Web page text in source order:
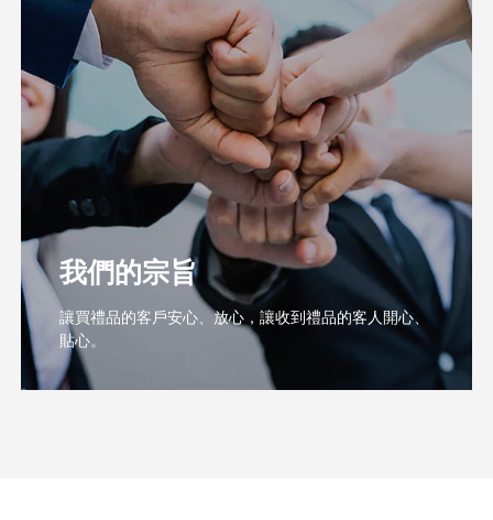
我們的宗旨
讓買禮品的客戶安心、放心，讓收到禮品的客人開心、
貼心。